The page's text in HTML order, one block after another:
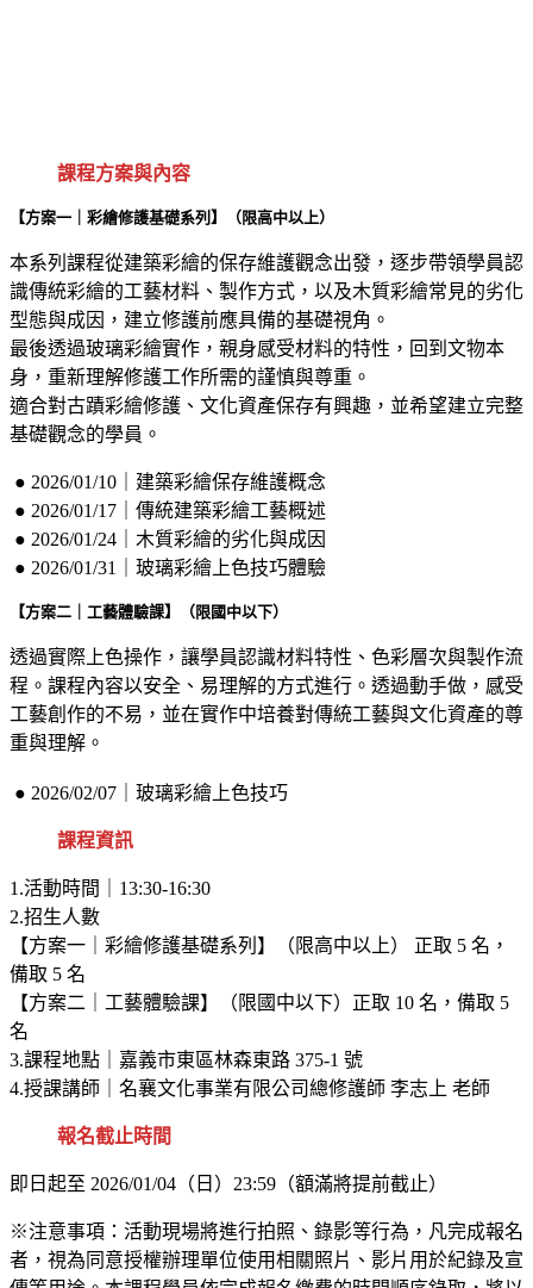
課程方案與內容
【方案一｜彩繪修護基礎系列】（限高中以上）
本系列課程從建築彩繪的保存維護觀念出發，逐步帶領學員認
識傳統彩繪的工藝材料、製作方式，以及木質彩繪常見的劣化
型態與成因，建立修護前應具備的基礎視角。
最後透過玻璃彩繪實作，親身感受材料的特性，回到文物本
身，重新理解修護工作所需的謹慎與尊重。
適合對古蹟彩繪修護、文化資產保存有興趣，並希望建立完整
基礎觀念的學員。
● 2026/01/10｜建築彩繪保存維護概念
● 2026/01/17｜傳統建築彩繪工藝概述
● 2026/01/24｜木質彩繪的劣化與成因
● 2026/01/31｜玻璃彩繪上色技巧體驗
【方案二｜工藝體驗課】（限國中以下）
透過實際上色操作，讓學員認識材料特性、色彩層次與製作流
程。課程內容以安全、易理解的方式進行。透過動手做，感受
工藝創作的不易，並在實作中培養對傳統工藝與文化資產的尊
重與理解。
● 2026/02/07｜玻璃彩繪上色技巧
課程資訊
1.活動時間｜13:30-16:30
2.招生人數
【方案一｜彩繪修護基礎系列】（限高中以上） 正取 5 名，
備取 5 名
【方案二｜工藝體驗課】（限國中以下）正取 10 名，備取 5
名
3.課程地點｜嘉義市東區林森東路 375-1 號
4.授課講師｜名襄文化事業有限公司總修護師 李志上 老師
報名截止時間
即日起至 2026/01/04（日）23:59（額滿將提前截止）
※注意事項：活動現場將進行拍照、錄影等行為，凡完成報名
者，視為同意授權辦理單位使用相關照片、影片用於紀錄及宣